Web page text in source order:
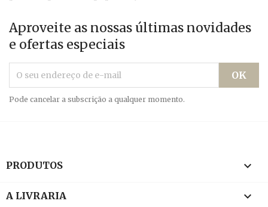
Aproveite as nossas últimas novidades
e ofertas especiais
Pode cancelar a subscrição a qualquer momento.
PRODUTOS 
A LIVRARIA 